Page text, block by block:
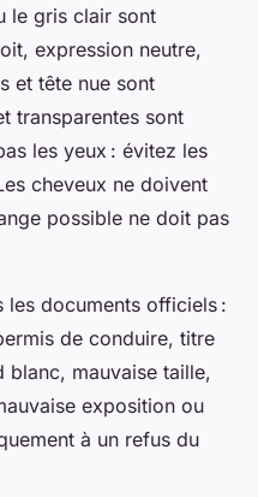
le gris clair sont
expression neutre,
et tête nue sont
transparentes sont
les yeux : évitez les
cheveux ne doivent
possible ne doit pas
les documents officiels :
de conduire, titre
blanc, mauvaise taille,
exposition ou
à un refus du